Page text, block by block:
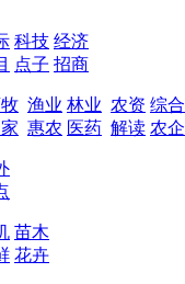
科技 经济
点子 招商
渔业 林业 农资 综合
惠农 医药 解读 农企
苗木
花卉